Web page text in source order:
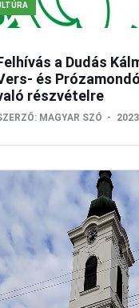
a Dudás
és
részvételre
MAGYAR SZÓ